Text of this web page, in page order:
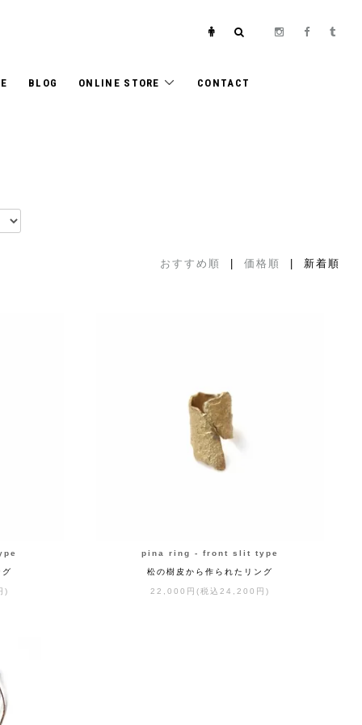
BLOG ONLINE STORE CONTACT
おすすめ順 |価格順 | 新着順
)
pina ring - front slit type
松の樹皮から作られたリング
22,000円(税込24,200円)